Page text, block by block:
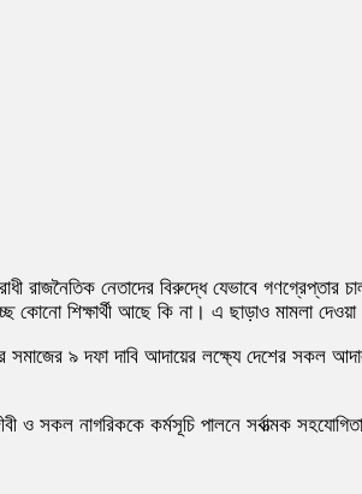
রাজনৈতিক নেতাদের বিরুদ্ধে যেভাবে গণগ্রেপ্তার
কোনো শিক্ষার্থী আছে কি না। এ ছাড়াও মামলা
সমাজের ৯ দফা দাবি আদায়ের লক্ষ্যে দেশের সকল
ও সকল নাগরিককে কর্মসূচি পালনে সর্বাত্মক